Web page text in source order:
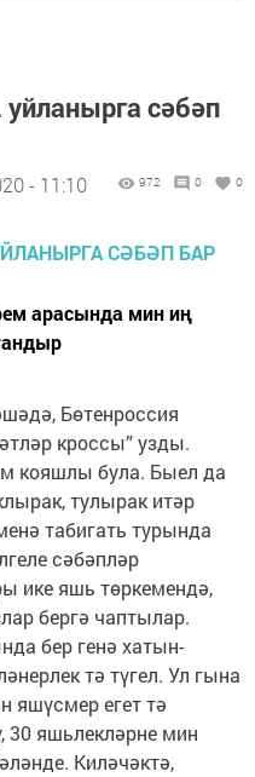
сәбәп
- 11:10 972 0 0
арасында мин иң
Бөтенроссия
кроссы” узды.
кояшлы була. Быел да
тулырак итәр
табигать турында
сәбәпләр
ике яшь төркемендә,
бергә чаптылар.
бер генә хатын-
тә түгел. Ул гына
яшүсмер егет тә
30 яшьлекләрне мин
Киләчәктә,